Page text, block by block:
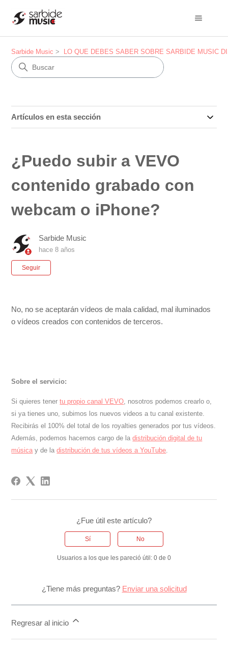
Sarbide Music LO QUE DEBES SABER SOBRE SARBIDE MUSIC
Artículos en esta sección
¿Puedo subir a VEVO
contenido grabado con
webcam o iPhone?
Sarbide Music
hace 8 años
Seguir
No, no se aceptarán vídeos de mala calidad, mal iluminados
o vídeos creados con contenidos de terceros.
Sobre el servicio:
Si quieres tenertu propio canal VEVO, nosotros podemos crearlo o,
si ya tienes uno, subimos los nuevos videos a tu canal existente.
Recibirás el 100% del total de los royalties generados por tus vídeos.
Además, podemos hacernos cargo de ladistribución digital de tu
música y de ladistribución de tus vídeos a YouTube.
¿Fue útil este artículo?
Sí No
Usuarios a los que les pareció útil: 0 de 0
¿Tiene más preguntas? Enviar una solicitud
Regresar al inicio